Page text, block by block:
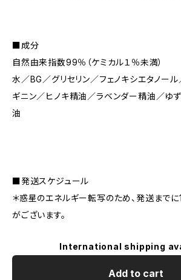
■成分
自然由来指数99％（ケミカル１％未満）
水／BG／グリセリン／フェノキシエタノー
ギニン／ヒノキ精油／ラベンダー精油／ゆ
油
■発送スケジュール
＊惑星のエネルギー転写のため、発送まで
がございます。
International shipping
Add to cart